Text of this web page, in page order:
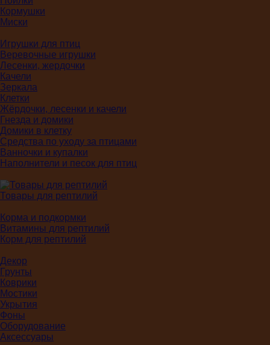
Кормушки
Миски
Игрушки для птиц
Веревочные игрушки
Лесенки, жердочки
Качели
Зеркала
Клетки
Жёрдочки, лесенки и качели
Гнезда и домики
Домики в клетку
Средства по уходу за птицами
Ванночки и купалки
Наполнители и песок для птиц
Товары для рептилий
Корма и подкормки
Витамины для рептилий
Корм для рептилий
Декор
Грунты
Коврики
Мостики
Укрытия
Фоны
Оборудование
Аксессуары